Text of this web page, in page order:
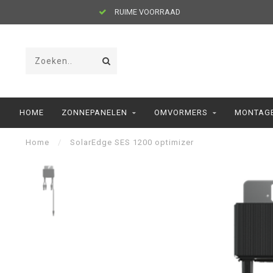
RUIME VOORRAAD
HOME ZONNEPANELEN OMVORMERS
Home / SolarEdge SES 1200 optimizer